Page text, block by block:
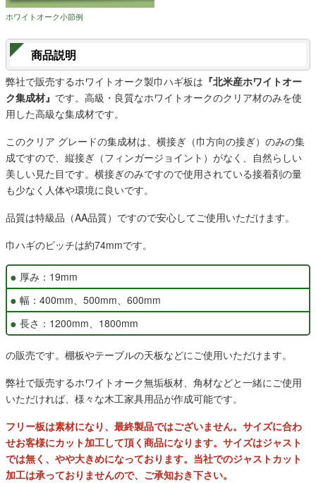
ホワイトオーク小節例
商品説明
弊社で販売するホワイトオーク製巾ハギ板は 『北米産ホワイトオー
ク集成材』 です。高級・良質なホワイトオークのクリア材のみを使
用した高級な集成材です。
このクリア グレードの集成材は、横接ぎ（巾方向の接ぎ）のみの集
成ですので、縦接ぎ（フィンガージョイント）がなく、自然らしい
美しい見た目です。横接ぎのみですので使用されている接着剤の量
も少なく人体や環境に良いです。
品質は特級品（AA品質）ですので安心してご使用いただけます。
巾ハギのピッチは約74mmです。
厚み：19mm
幅：400mm、500mm、600mm
長さ：1200mm、1800mm
の販売です。棚板やテーブルの天板などにご使用いただけます。
弊社で販売するホワイトオーク無垢板材、角材などと一緒にご使用
いただければ、様々な木工家具用品が作成可能です。
フリー板は素材になり、最終製品ではございません。サイズに合わ
せお客様にカット加工して頂く商品になります。サイズはジャスト
では無く、やや大きめになっております。当社でのジャストカット
加工は承っておりませんので、ご承知おき下さい。